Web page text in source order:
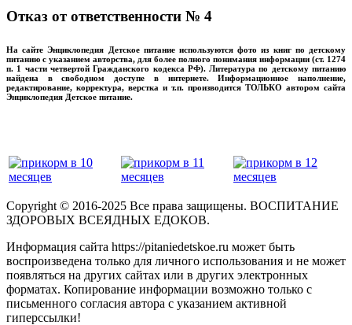
Отказ от ответственности № 4
На сайте Энциклопедия Детское питание используются фото из книг по детскому
питанию с указанием авторства, для более полного понимания информации (ст. 1274
п. 1 части четвертой Гражданского кодекса РФ). Литература по детскому питанию
найдена в свободном доступе в интернете. Информационное наполнение,
редактирование, корректура, верстка и т.п. производится ТОЛЬКО автором сайта
Энциклопедия Детское питание.
Copyright © 2016-2025 Все права защищены. ВОСПИТАНИЕ
ЗДОРОВЫХ ВСЕЯДНЫХ ЕДОКОВ.
Информация сайта https://pitaniedetskoe.ru может быть
воспроизведена только для личного использования и не может
появляться на других сайтах или в других электронных
форматах. Копирование информации возможно только с
письменного согласия автора с указанием активной
гиперссылки!